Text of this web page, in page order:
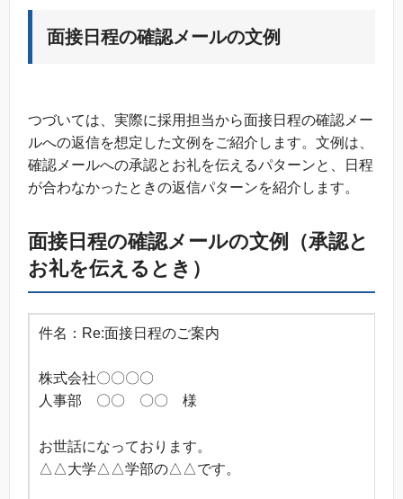
面接日程の確認メールの文例
つづいては、実際に採用担当から面接日程の確認メー
ルへの返信を想定した文例をご紹介します。文例は、
確認メールへの承認とお礼を伝えるパターンと、日程
が合わなかったときの返信パターンを紹介します。
面接日程の確認メールの文例（承認と
お礼を伝えるとき）
件名：Re:面接日程のご案内
株式会社〇〇〇〇
人事部 〇〇 〇〇 様
お世話になっております。
△△大学△△学部の△△です。